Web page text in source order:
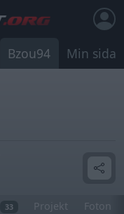
Bzou94 Min sida
33 Projekt Foton